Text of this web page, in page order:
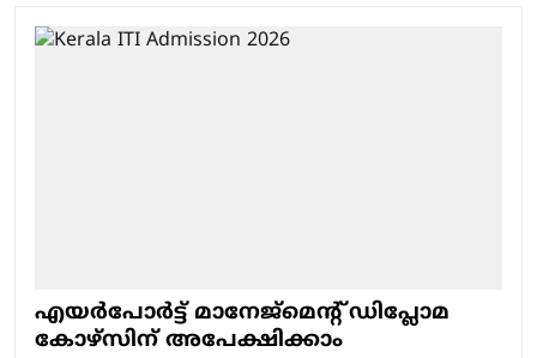
എയർപോർട്ട് മാനേജ്‌മെന്റ് ഡിപ്ലോമ
കോഴ്സിന് അപേക്ഷിക്കാം